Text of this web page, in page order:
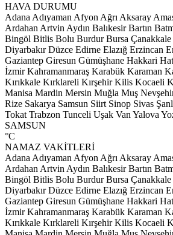
HAVA DURUMU
Adana Adıyaman Afyon Ağrı Aksaray
Ardahan Artvin Aydın Balıkesir Bartın
Bingöl Bitlis Bolu Burdur Bursa Çanakkale
Diyarbakır Düzce Edirne Elazığ Erzincan
Gaziantep Giresun Gümüşhane Hakkari
İzmir Kahramanmaraş Karabük Karaman
Kırıkkale Kırklareli Kırşehir Kilis Kocaeli
Manisa Mardin Mersin Muğla Muş
Rize Sakarya Samsun Siirt Sinop Sivas
Tokat Trabzon Tunceli Uşak Van Yalova
SAMSUN
°C
NAMAZ VAKİTLERİ
Adana Adıyaman Afyon Ağrı Aksaray
Ardahan Artvin Aydın Balıkesir Bartın
Bingöl Bitlis Bolu Burdur Bursa Çanakkale
Diyarbakır Düzce Edirne Elazığ Erzincan
Gaziantep Giresun Gümüşhane Hakkari
İzmir Kahramanmaraş Karabük Karaman
Kırıkkale Kırklareli Kırşehir Kilis Kocaeli